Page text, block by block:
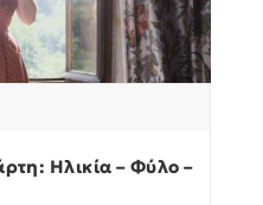
Ηλικία – Φύλο –